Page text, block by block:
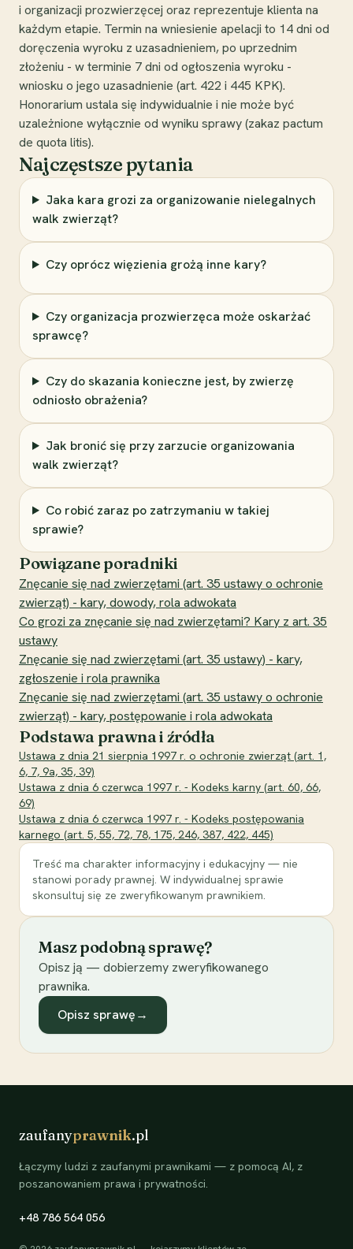
i organizacji prozwierzęcej oraz reprezentuje klienta na
każdym etapie. Termin na wniesienie apelacji to 14 dni od
doręczenia wyroku z uzasadnieniem, po uprzednim
złożeniu - w terminie 7 dni od ogłoszenia wyroku -
wniosku o jego uzasadnienie (art. 422 i 445 KPK).
Honorarium ustala się indywidualnie i nie może być
uzależnione wyłącznie od wyniku sprawy (zakaz pactum
de quota litis).
Najczęstsze pytania
Jaka kara grozi za organizowanie nielegalnych
walk zwierząt?
Czy oprócz więzienia grożą inne kary?
Czy organizacja prozwierzęca może oskarżać
sprawcę?
Czy do skazania konieczne jest, by zwierzę
odniosło obrażenia?
Jak bronić się przy zarzucie organizowania
walk zwierząt?
Co robić zaraz po zatrzymaniu w takiej
sprawie?
Powiązane poradniki
Znęcanie się nad zwierzętami (art. 35 ustawy o ochronie
zwierząt) - kary, dowody, rola adwokata
Co grozi za znęcanie się nad zwierzętami? Kary z art. 35
ustawy
Znęcanie się nad zwierzętami (art. 35 ustawy) - kary,
zgłoszenie i rola prawnika
Znęcanie się nad zwierzętami (art. 35 ustawy o ochronie
zwierząt) - kary, postępowanie i rola adwokata
Podstawa prawna i źródła
Ustawa z dnia 21 sierpnia 1997 r. o ochronie zwierząt (art. 1,
6, 7, 9a, 35, 39)
Ustawa z dnia 6 czerwca 1997 r. - Kodeks karny (art. 60, 66,
69)
Ustawa z dnia 6 czerwca 1997 r. - Kodeks postępowania
karnego (art. 5, 55, 72, 78, 175, 246, 387, 422, 445)
Treść ma charakter informacyjny i edukacyjny — nie
stanowi porady prawnej. W indywidualnej sprawie
skonsultuj się ze zweryfikowanym prawnikiem.
Masz podobną sprawę?
Opisz ją — dobierzemy zweryfikowanego
prawnika.
Opisz sprawę→
zaufanyprawnik.pl
Łączymy ludzi z zaufanymi prawnikami — z pomocą AI, z
poszanowaniem prawa i prywatności.
+48 786 564 056